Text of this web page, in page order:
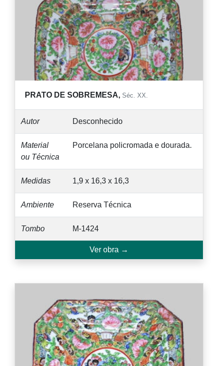
PRATO DE SOBREMESA, Séc. XX.
Autor Desconhecido
Material
ou Técnica
Porcelana policromada e dourada.
Medidas 1,9 x 16,3 x 16,3
Ambiente Reserva Técnica
Tombo M-1424
Ver obra →